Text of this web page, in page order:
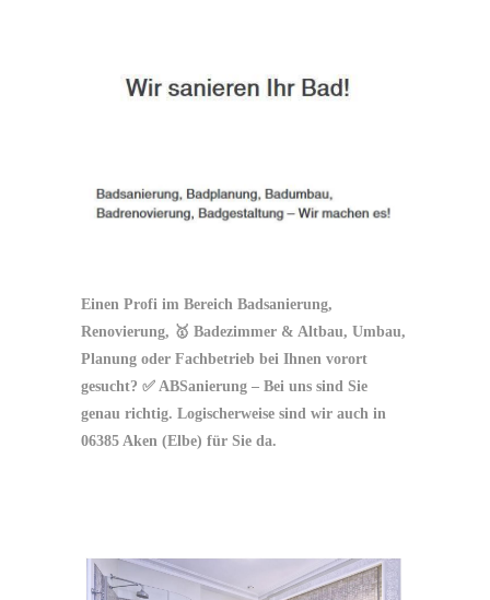
Einen Profi im Bereich Badsanierung,
Renovierung, 🥇 Badezimmer & Altbau, Umbau,
Planung oder Fachbetrieb bei Ihnen vorort
gesucht? ✅ ABSanierung – Bei uns sind Sie
genau richtig. Logischerweise sind wir auch in
06385 Aken (Elbe) für Sie da.